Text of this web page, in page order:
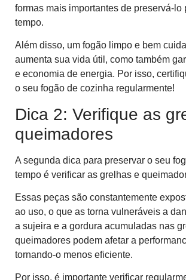
formas mais importantes de preservá-lo
tempo.
Além disso, um fogão limpo e bem
aumenta sua vida útil, como também
e economia de energia. Por isso,
o seu fogão de cozinha regularmente!
Dica 2: Verifique as
queimadores
A segunda dica para preservar o seu
tempo é verificar as grelhas e
Essas peças são constantemente
ao uso, o que as torna vulneráveis a
a sujeira e a gordura acumuladas nas
queimadores podem afetar a
tornando-o menos eficiente.
Por isso, é importante verificar